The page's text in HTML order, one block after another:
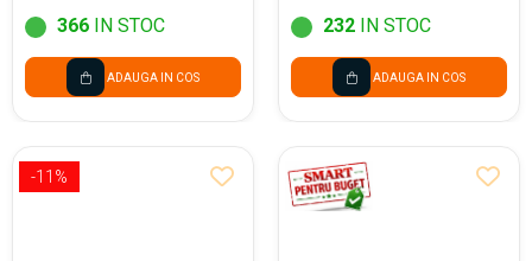
366 IN STOC
ADAUGA IN COS
232 IN STOC
ADAUGA IN COS
-11%